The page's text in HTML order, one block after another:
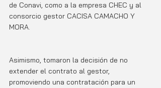
de Conavi, como a la empresa CHEC y al
consorcio gestor CACISA CAMACHO Y
MORA.
Asimismo, tomaron la decisión de no
extender el contrato al gestor,
promoviendo una contratación para un